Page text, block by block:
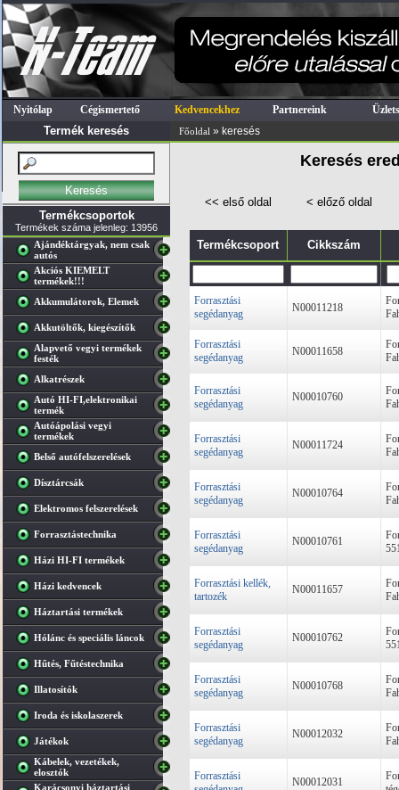
Nyitólap Cégismertető Kedvencekhez Partnereink
Termék keresés Főoldal » keresés
Termékcsoportok
Termékek száma jelenleg: 13956
Ajándéktárgyak, nem csak
autós
Akciós KIEMELT
termékek!!!
Akkumulátorok, Elemek
Akkutöltők, kiegészítők
Alapvető vegyi termékek
festék
Alkatrészek
Autó HI-FI,elektronikai
termék
Autóápolási vegyi
termékek
Belső autófelszerelések
Dísztárcsák
Elektromos felszerelések
Forrasztástechnika
Házi HI-FI termékek
Házi kedvencek
Háztartási termékek
Hólánc és speciális láncok
Hűtés, Fűtéstechnika
Illatosítók
Iroda és iskolaszerek
Játékok
Kábelek, vezetékek,
elosztók
Karácsonyi háztartási
Keresés
<< első oldal < előző oldal
Termékcsoport Cikkszám
Forrasztási
segédanyag
N00011218
Forrasztási
segédanyag
N00011658
Forrasztási
segédanyag
N00010760
Forrasztási
segédanyag
N00011724
Forrasztási
segédanyag
N00010764
Forrasztási
segédanyag
N00010761
Forrasztási kellék,
tartozék
N00011657
Forrasztási
segédanyag
N00010762
Forrasztási
segédanyag
N00010768
Forrasztási
segédanyag
N00012032
Forrasztási
N00012031